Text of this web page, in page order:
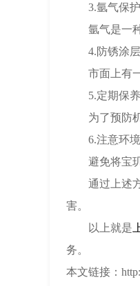
3.氩气保护
氩气是一种
4.防锈涂层
市面上有一
5.定期保养
为了预防机
6.注意环境
避免将宝玑
通过上述方
害。
以上就是
务。
本文链接：